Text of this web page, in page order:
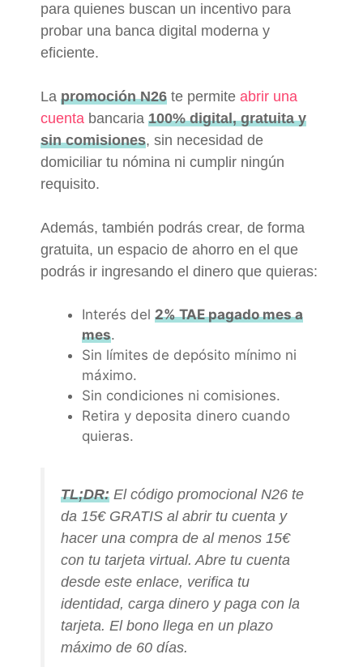
para quienes buscan un incentivo para
probar una banca digital moderna y
eficiente.
La promoción N26 te permite abrir una
cuenta bancaria 100% digital, gratuita y
sin comisiones, sin necesidad de
domiciliar tu nómina ni cumplir ningún
requisito.
Además, también podrás crear, de forma
gratuita, un espacio de ahorro en el que
podrás ir ingresando el dinero que quieras:
Interés del 2% TAE pagado mes a
mes.
Sin límites de depósito mínimo ni
máximo.
Sin condiciones ni comisiones.
Retira y deposita dinero cuando
quieras.
TL;DR: El código promocional N26 te
da 15€ GRATIS al abrir tu cuenta y
hacer una compra de al menos 15€
con tu tarjeta virtual. Abre tu cuenta
desde este enlace, verifica tu
identidad, carga dinero y paga con la
tarjeta. El bono llega en un plazo
máximo de 60 días.